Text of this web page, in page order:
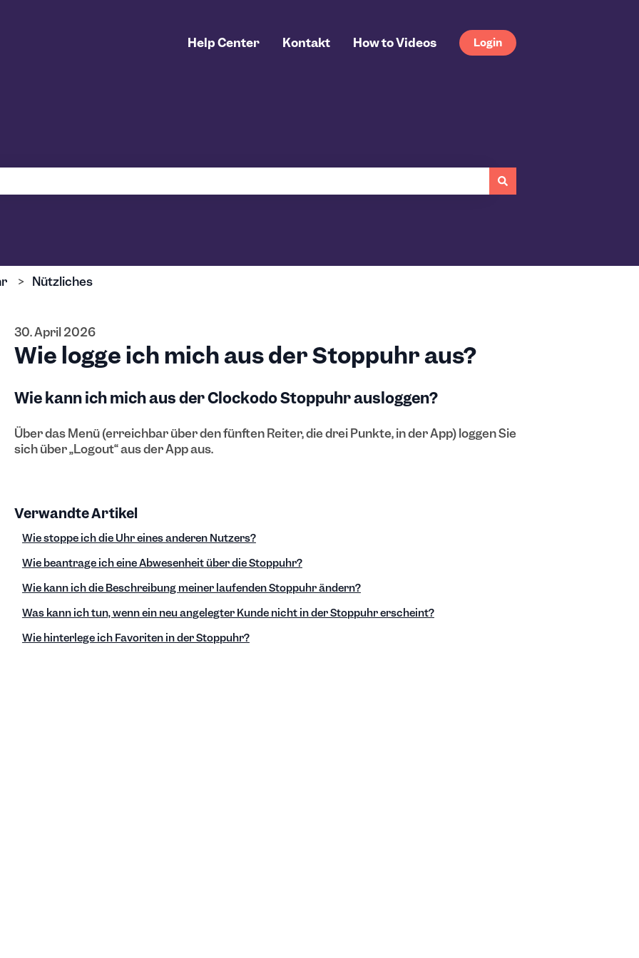
Help Center Kontakt How to Videos Login
Nützliches
30. April 2026
Wie logge ich mich aus der Stoppuhr aus?
Wie kann ich mich aus der Clockodo Stoppuhr ausloggen?
Über das Menü (erreichbar über den fünften Reiter, die drei Punkte, in der App) loggen Sie
sich über „Logout“ aus der App aus.
Verwandte Artikel
Wie stoppe ich die Uhr eines anderen Nutzers?
Wie beantrage ich eine Abwesenheit über die Stoppuhr?
Wie kann ich die Beschreibung meiner laufenden Stoppuhr ändern?
Was kann ich tun, wenn ein neu angelegter Kunde nicht in der Stoppuhr erscheint?
Wie hinterlege ich Favoriten in der Stoppuhr?